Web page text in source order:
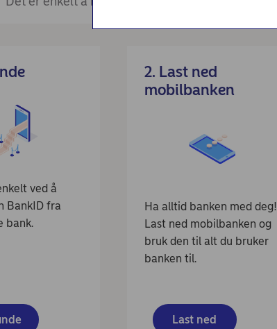
ved å
BankID fra
bank.
2. Last ned
mobilbanken
Ha alltid banken med deg!
Last ned mobilbanken og
bruk den til alt du bruker
banken til.
Last ned